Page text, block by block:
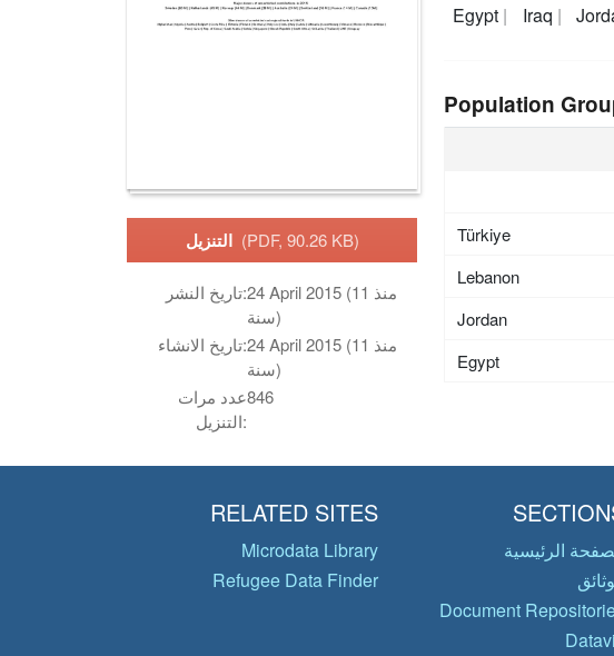
التنزيل (PDF, 90.26 KB)
تاريخ النشر:24 April 2015 (منذ 11
سنة)
تاريخ الانشاء:24 April 2015 (منذ 11
سنة)
عدد مرات
التنزيل:
846
Egypt Iraq
Population
Türkiye
Lebanon
Jordan
Egypt
الرئيسية
Document
RELATED SITES
Microdata Library
Refugee Data Finder